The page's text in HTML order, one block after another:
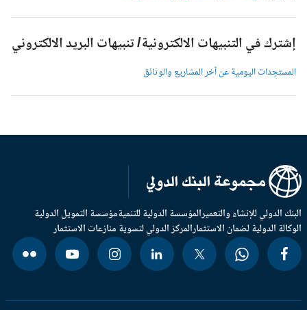
إشترك في التنبيهات الالكترونية/ تنبيهات البريد الالكتروني
المستجدات اليومية عن آخر المشاريع والوثائق
الدولي للإنشاء والتعميرالمؤسسة الدولية للتنميةمؤسسة التمويل الدولية
الدولية لضمان الاستثمارالمركز الدولي لتسوية منازعات الاستثمار